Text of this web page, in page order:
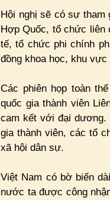
Hội nghị sẽ có sự tham
Hợp Quốc, tổ chức liên
tế, tổ chức phi chính
đồng khoa học, khu
Các phiên họp toàn
quốc gia thành viên
cam kết với đại dương.
gia thành viên, các tổ
xã hội dân sự.
Việt Nam có bờ biển
nước ta được công